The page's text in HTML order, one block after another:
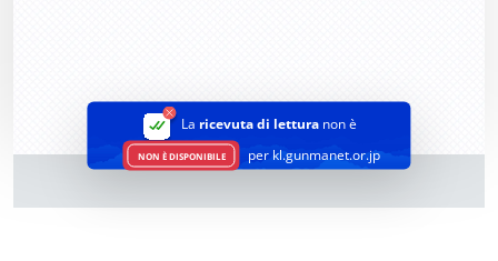
La ricevuta di lettura non è
NON È DISPONIBILE per kl.gunmanet.or.jp